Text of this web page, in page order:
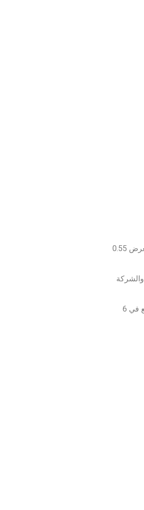
من المرجح أن يكون الحفاظ على الدعم عند 0.50 دولار في صالح المضاربين على الارتفاع ، مما يسمح لهم بالتخطيط لهجوم هائل آخر على مناطق العرض 0.55
كان أداء سعر XRP جيدًا بشكل استثنائي في مارس حيث حجز المستثمرون صفقاتهم قبل صدور الحكم الموجز الوشيك للدعوى القضائية بين Ripple والشركة
فازت Ripple بعدد كبير من الاقتراحات خلال إجراءات المحكمة ، مما قد يفسر التفاؤل المتزايد بين المستثمرين قبل صدور الحكم المستعجل ، المتوقع في 6